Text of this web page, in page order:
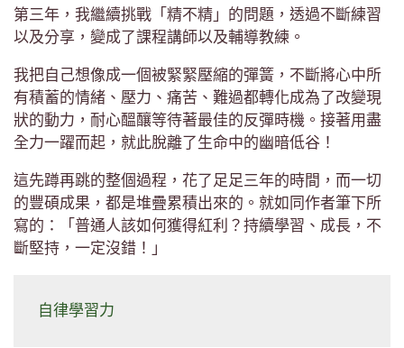
第三年，我繼續挑戰「精不精」的問題，透過不斷練習
以及分享，變成了課程講師以及輔導教練。
我把自己想像成一個被緊緊壓縮的彈簧，不斷將心中所
有積蓄的情緒、壓力、痛苦、難過都轉化成為了改變現
狀的動力，耐心醞釀等待著最佳的反彈時機。接著用盡
全力一躍而起，就此脫離了生命中的幽暗低谷！
這先蹲再跳的整個過程，花了足足三年的時間，而一切
的豐碩成果，都是堆疊累積出來的。就如同作者筆下所
寫的：「普通人該如何獲得紅利？持續學習、成長，不
斷堅持，一定沒錯！」
自律學習力